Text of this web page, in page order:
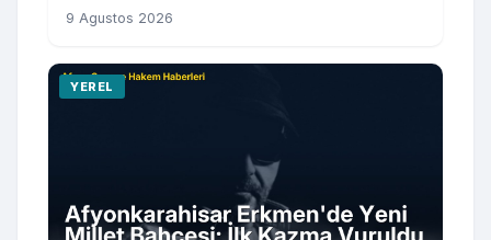
9 Agustos 2026
YEREL